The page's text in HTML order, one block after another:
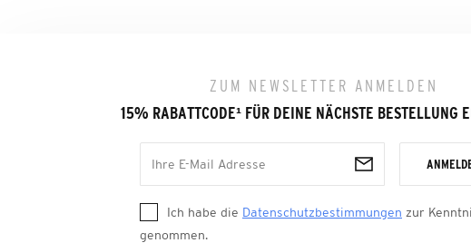
ZUM NEWSLETTER ANMELDEN
15% RABATTCODE¹FÜR DEINE NÄCHSTE BESTELLUNG
Ich habe die Datenschutzbestimmungen zur
genommen.